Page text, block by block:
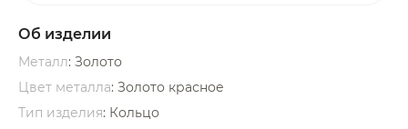
Об изделии
Металл: Золото
Цвет металла: Золото красное
Тип изделия: Кольцо